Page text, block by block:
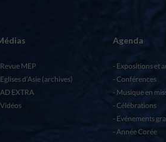
Revue MEP
Eglises d’Asie (archives)
AD EXTRA
Vidéos
Agenda
Expositions et
Conférences
Musique en
Célébrations
Evénements
Année Corée